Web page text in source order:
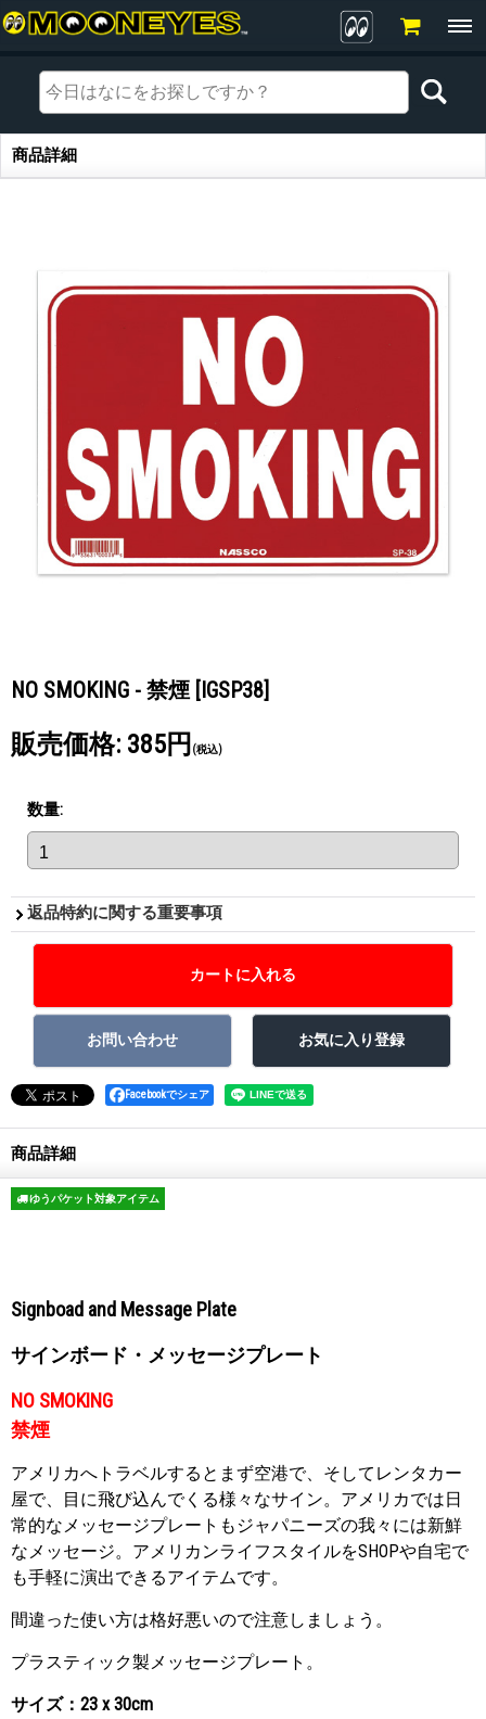
商品詳細
商品詳細
NO SMOKING - 禁煙 [IGSP38]
販売価格: 385円 (税込)
数量:
返品特約に関する重要事項
Facebookでシェア
商品詳細
ゆうパケット対象アイテム
Signboad and Message Plate
サインボード・メッセージプレート
NO SMOKING
禁煙
アメリカへトラベルするとまず空港で、そしてレンタカー
屋で、目に飛び込んでくる様々なサイン。アメリカでは日
常的なメッセージプレートもジャパニーズの我々には新鮮
なメッセージ。アメリカンライフスタイルをSHOPや自宅で
も手軽に演出できるアイテムです。
間違った使い方は格好悪いので注意しましょう。
プラスティック製メッセージプレート。
サイズ：23 x 30cm